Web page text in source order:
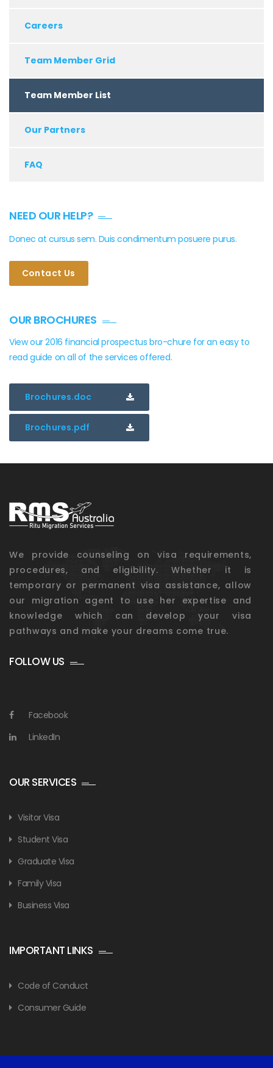
Careers
Team Member Grid
Team Member List
Our Partners
FAQ
NEED OUR HELP?
Donec at cursus sem. Duis condimentum posuere purus.
Contact Us
OUR BROCHURES
View our 2016 financial prospectus bro-chure for an easy to
read guide on all of the services offered.
Brochures.doc
Brochures.pdf
We provide counseling on visa requirements,
procedures, and eligibility. Whether it is
temporary or permanent visa assistance, allow
our migration agent to use her expertise and
knowledge which can develop your visa
pathways and make your dreams come true.
FOLLOW US
Facebook
LinkedIn
OUR SERVICES
Visitor Visa
Student Visa
Graduate Visa
Family Visa
Business Visa
IMPORTANT LINKS
Code of Conduct
Consumer Guide